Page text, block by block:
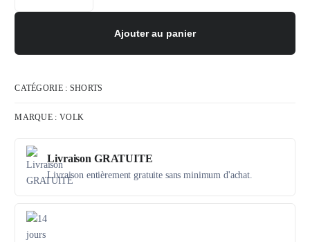
Ajouter au panier
CATÉGORIE : SHORTS
MARQUE : VOLK
Livraison GRATUITE
Livraison entièrement gratuite sans minimum d'achat.